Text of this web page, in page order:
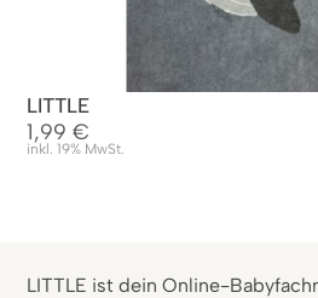
LITTLE
1,99€
inkl. 19% MwSt.
LITTLE ist dein Online-